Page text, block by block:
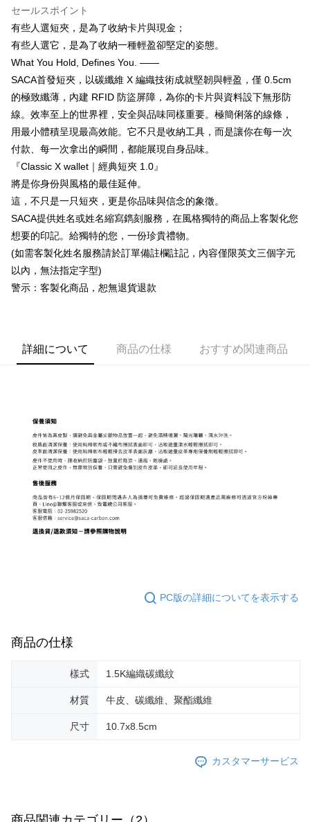
宅配
配送毎にNT$60、NT$850以上で送料無料
セールスポイント
有些人選短夾，是為了收納卡片與現金；
有些人選它，是為了收納一種輕盈卻堅定的姿態。
What You Hold, Defines You. ——
SACA首發短夾，以碳纖維 X 編織技術成就堅韌與輕盈，僅 0.5cm
的極致纖薄，內建 RFID 防盜屏障，為你的卡片與資料設下無形防
線。效率至上的世界裡，安全與品味同樣重要。極簡俐落的線條，
用最小體積呈現最高效能。它不只是收納工具，而是讓你在每一次
付款、每一次拿出的瞬間，都能展現自身品味。
『Classic X wallet｜經典短夾 1.0』
將是你身份與風格的最佳延伸。
這，不只是一只短夾，更是你品味與信念的象徵。
SACA提供姓名或姓名縮寫鐫刻服務，在風格獨特的商品上客製化您
想要的印記。給獨特的您，一份珍貴禮物。
(如需客製化姓名服務請於訂單備註欄註記，內容僅限英文三個字元
以內，無法指定字型)
警示：客製化商品，恕無退貨退款
詳細について 商品の仕様 おすすめ関連商品
PC版の詳細についてを表示する
商品の仕様
樣式 1.5K編織碳纖紋
材質 牛皮、碳纖維、聚酯纖維
尺寸 10.7x8.5cm
カスタマーサービス